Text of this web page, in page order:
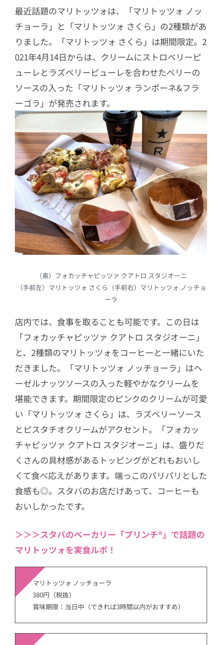
最近話題のマリトッツォは、「マリトッツォ ノッ
チョーラ」と「マリトッツォ さくら」の2種類があ
りました。「マリトッツォ さくら」は期間限定。2
021年4月14日からは、クリームにストロベリーピ
ューレとラズベリーピューレを合わせたベリーの
ソースの入った「マリトッツォ ランポーネ&フラ
ーゴラ」が発売されます。
（奥）フォカッチャピッツァ クアトロ スタジオーニ
（手前左）マリトッツォ さくら（手前右）マリトッツォ ノッチョ
ーラ
店内では、食事を取ることも可能です。この日は
「フォカッチャピッツァ クアトロ スタジオーニ」
と、2種類のマリトッツォをコーヒーと一緒にいた
だきました。「マリトッツォ ノッチョーラ」はヘ
ーゼルナッツソースの入った軽やかなクリームを
堪能できます。期間限定のピンクのクリームが可愛
い「マリトッツォ さくら」は、ラズベリーソース
とピスタチオクリームがアクセント。「フォカッ
チャピッツァ クアトロ スタジオーニ」は、盛りだ
くさんの具材感があるトッピングがどれもおいし
くて食べ応えがあります。端っこのパリパリとした
食感も◎。スタバのお店だけあって、コーヒーも
おいしかったです。
＞＞＞スタバのベーカリー「プリンチ®」で話題の
マリトッツォを実食ルポ！
マリトッツォ ノッチョーラ
380円（税抜）
賞味期限：当日中（できれば3時間以内がおすすめ）